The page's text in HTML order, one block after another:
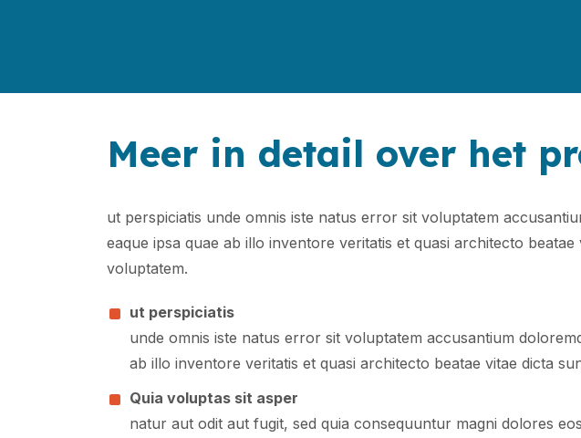
Meer in detail over het
ut perspiciatis unde omnis iste natus error sit voluptatem
eaque ipsa quae ab illo inventore veritatis et quasi architecto
voluptatem.
ut perspiciatis
unde omnis iste natus error sit voluptatem accusantium
ab illo inventore veritatis et quasi architecto beatae vitae dicta
Quia voluptas sit asper
natur aut odit aut fugit, sed quia consequuntur magni dolores